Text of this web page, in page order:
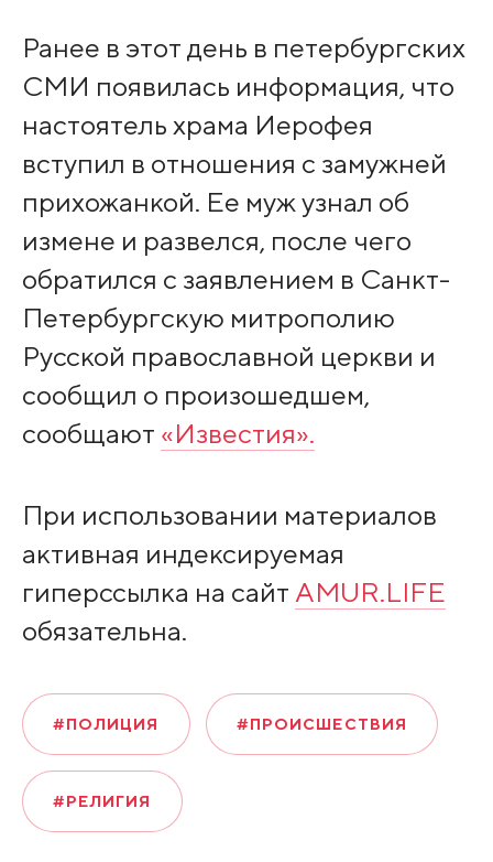
Ранее в этот день в петербургских
СМИ появилась информация, что
настоятель храма Иерофея
вступил в отношения с замужней
прихожанкой. Ее муж узнал об
измене и развелся, после чего
обратился с заявлением в Санкт-
Петербургскую митрополию
Русской православной церкви и
сообщил о произошедшем,
сообщают «Известия».
При использовании материалов
активная индексируемая
гиперссылка на сайт AMUR.LIFE
обязательна.
#ПОЛИЦИЯ #ПРОИСШЕСТВИЯ
#РЕЛИГИЯ